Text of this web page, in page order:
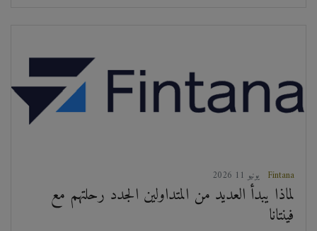
2026 يونيو 11 Fintana
لماذا يبدأ العديد من المتداولين الجدد رحلتهم مع
فينتانا